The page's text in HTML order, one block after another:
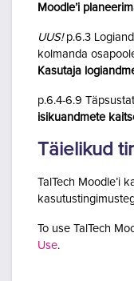
Moodle’i
UUS!p.6.3
kolmanda
Kasutaja
p.6.4-6.9
isikuandmete
Täielikud
TalTech Moodle’i
To use TalTech
Use.